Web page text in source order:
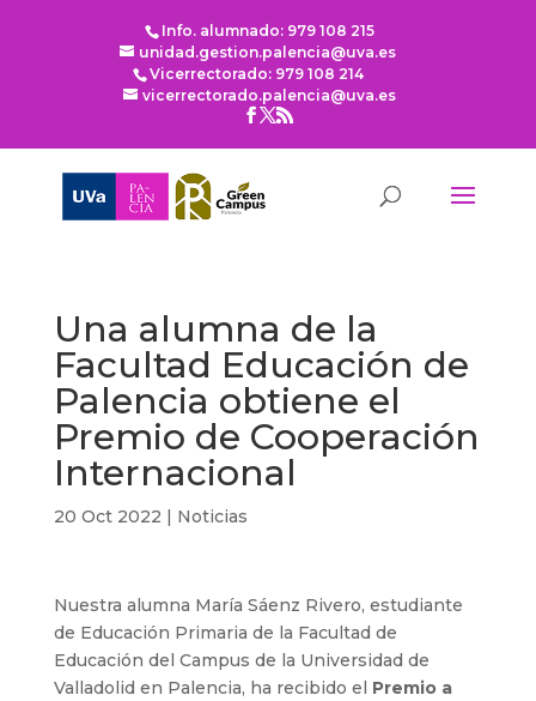
Info. alumnado: 979 108 215
unidad.gestion.palencia@uva.es
Vicerrectorado: 979 108 214
vicerrectorado.palencia@uva.es
Una alumna de la
Facultad Educación de
Palencia obtiene el
Premio de Cooperación
Internacional
20 Oct 2022 | Noticias
Nuestra alumna María Sáenz Rivero, estudiante
de Educación Primaria de la Facultad de
Educación del Campus de la Universidad de
Valladolid en Palencia, ha recibido el Premio a